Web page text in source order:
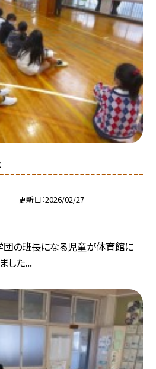
更新日 2026/02/27
団の班長になる児童が体育館に
した...